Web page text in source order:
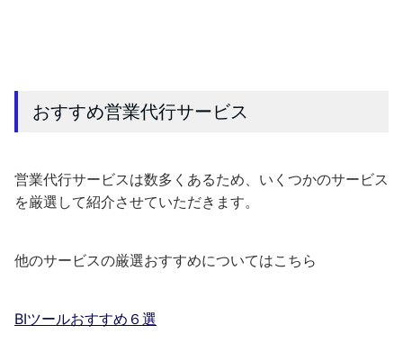
おすすめ営業代行サービス
営業代行サービスは数多くあるため、いくつかのサービス
を厳選して紹介させていただきます。
他のサービスの厳選おすすめについてはこちら
BIツールおすすめ６選